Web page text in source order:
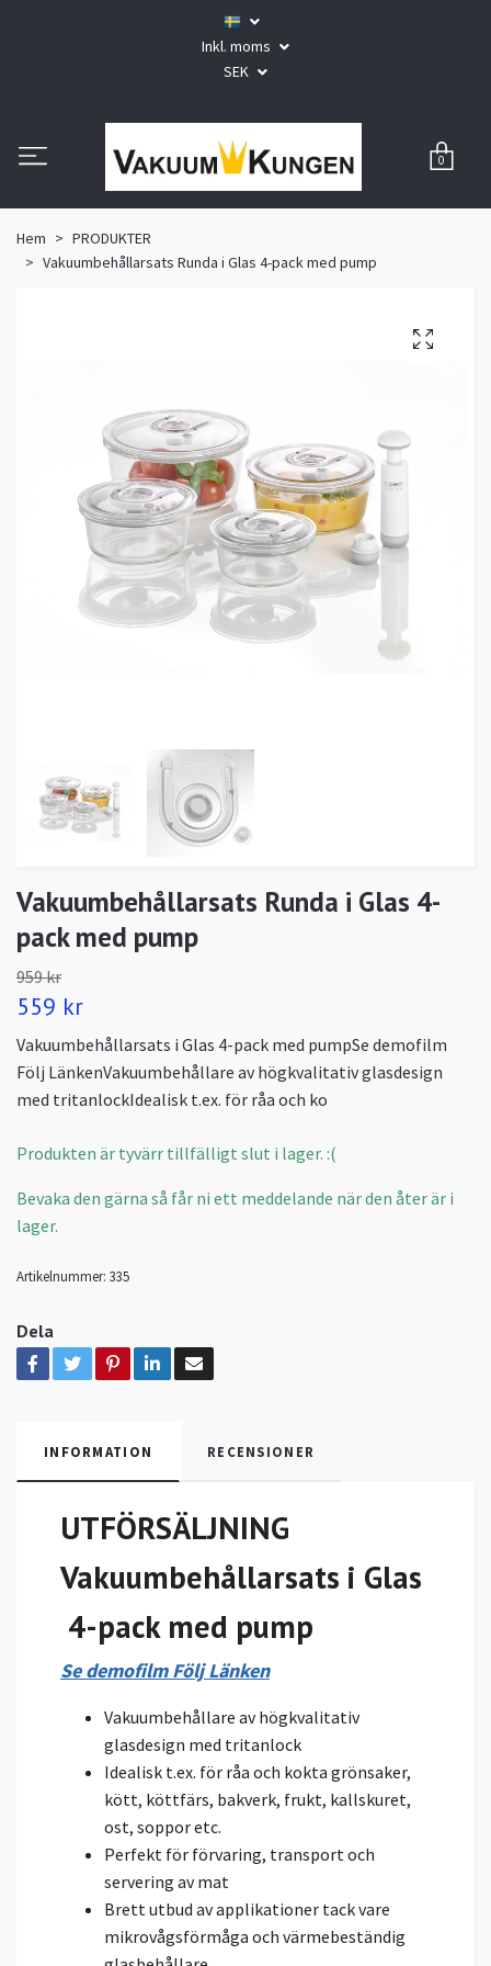
Inkl. moms
SEK
0
Hem
PRODUKTER
Vakuumbehållarsats Runda i Glas 4-pack med pump
Vakuumbehållarsats Runda i Glas 4-
pack med pump
959 kr
559 kr
Vakuumbehållarsats i Glas 4-pack med pumpSe demofilm
Följ LänkenVakuumbehållare av högkvalitativ glasdesign
med tritanlockIdealisk t.ex. för råa och ko
Produkten är tyvärr tillfälligt slut i lager. :(
Bevaka den gärna så får ni ett meddelande när den åter är i
lager.
Artikelnummer: 335
Dela
INFORMATION RECENSIONER
UTFÖRSÄLJNING
Vakuumbehållarsats i Glas
4-pack med pump
Se demofilm Följ Länken
Vakuumbehållare av högkvalitativ
glasdesign med tritanlock
Idealisk t.ex. för råa och kokta grönsaker,
kött, köttfärs, bakverk, frukt, kallskuret,
ost, soppor etc.
Perfekt för förvaring, transport och
servering av mat
Brett utbud av applikationer tack vare
mikrovågsförmåga och värmebeständig